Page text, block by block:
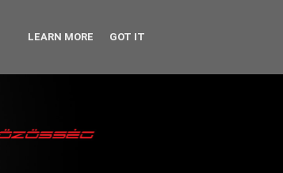
LEARN MORE GOT IT